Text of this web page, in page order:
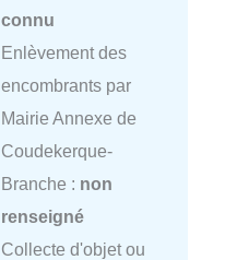
connu
Enlèvement des
encombrants par
Mairie Annexe de
Coudekerque-
Branche : non
renseigné
Collecte d'objet ou